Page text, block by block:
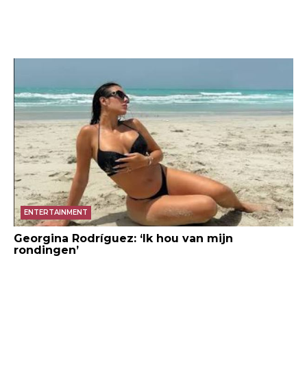
ENTERTAINMENT
Georgina Rodríguez: ‘Ik hou van mijn
rondingen’